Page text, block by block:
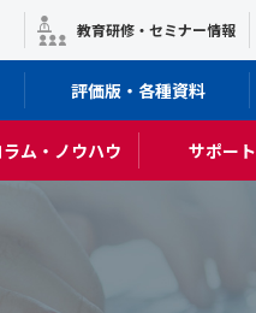
ラム・ノウハウ サポート
教育研修・セミナー情報
評価版・各種資料